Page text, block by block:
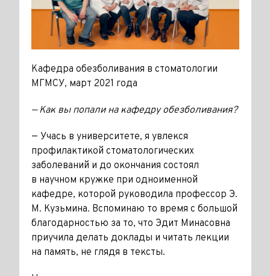
Кафедра обезболивания в стоматологии
МГМСУ, март 2021 года
— Как вы попали на кафедру обезболивания?
— Учась в университете, я увлекся
профилактикой стоматологических
заболеваний и до окончания состоял
в научном кружке при одноименной
кафедре, которой руководила профессор Э.
М. Кузьмина. Вспоминаю то время с большой
благодарностью за то, что Эдит Минасовна
приучила делать доклады и читать лекции
на память, не глядя в тексты.